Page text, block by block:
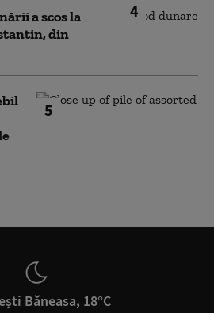
4
a scos la
din
5
Băneasa, 18°C